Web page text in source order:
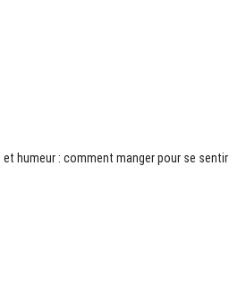
humeur : comment manger pour se sentir